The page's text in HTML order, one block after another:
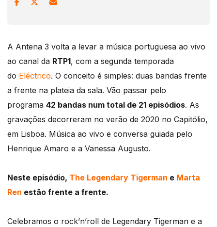
A Antena 3 volta a levar a música portuguesa ao vivo
ao canal da RTP1, com a segunda temporada
do Eléctrico. O conceito é simples: duas bandas frente
a frente na plateia da sala. Vão passar pelo
programa 42 bandas num total de 21 episódios. As
gravações decorreram no verão de 2020 no Capitólio,
em Lisboa. Música ao vivo e conversa guiada pelo
Henrique Amaro e a Vanessa Augusto.
Neste episódio, The Legendary Tigerman e Marta
Ren estão frente a frente.
Celebramos o rock’n’roll de Legendary Tigerman e a